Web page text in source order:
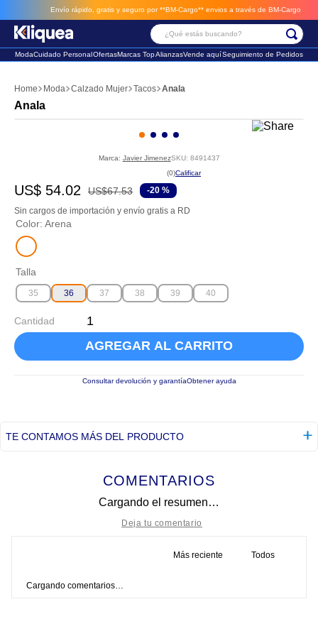
Envío rápido, gratis y seguro por **BM-Cargo** envios a través de BM-Cargo
¿Qué estás buscando?
ModaCuidado PersonalOfertasMarcas TopAlianzasVende aquíSeguimiento de Pedidos
Moda Calzado Mujer Tacos Anala
Anala
Marca: Javier JimenezSKU: 8491437
☆
(0)
US$ 54.02 US$67.53 -20 %
Sin cargos de importación y envío gratis a RD
Color: Arena
Talla
35 36 37 38 39 40
Cantidad
AGREGAR AL CARRITO
Consultar devolución y garantíaObtener ayuda
TE CONTAMOS MÁS DEL PRODUCTO
COMENTARIOS
Cargando el resumen…
Más reciente Todos
Cargando comentarios…